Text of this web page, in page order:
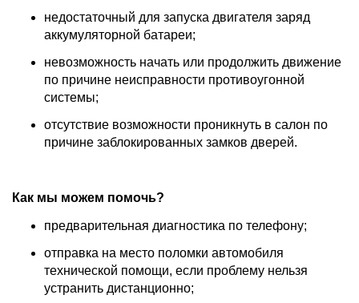
недостаточный для запуска двигателя заряд
аккумуляторной батареи;
невозможность начать или продолжить движение
по причине неисправности противоугонной
системы;
отсутствие возможности проникнуть в салон по
причине заблокированных замков дверей.
Как мы можем помочь?
предварительная диагностика по телефону;
отправка на место поломки автомобиля
технической помощи, если проблему нельзя
устранить дистанционно;